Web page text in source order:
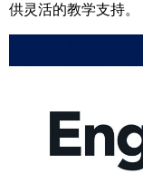
供灵活的教学支持。